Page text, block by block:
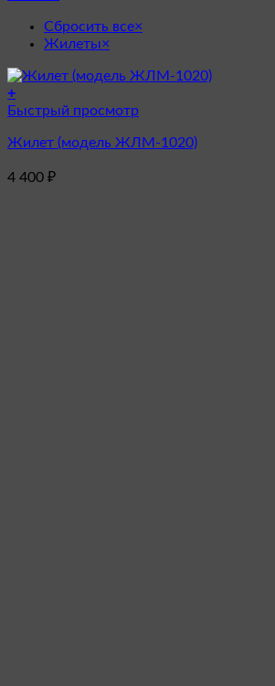
Сбросить все×
Жилеты×
+
Этот
имеет
вариаций.
Быстрый просмотр
Жилет (модель ЖЛМ-1020)
4 400 ₽